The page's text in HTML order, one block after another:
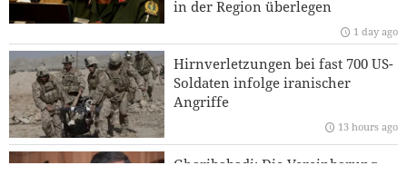
Reuters-Umfrage: US-Bürger sehen Krieg gegen Iran als
Kommentar | Die Zukunft der regionalen Sicherheit:
Warum eine Sicherheitsordnung unter Führung der
Staaten der Region unverzichtbar ist
Yahya Saree: Wir haben die Stellungen der saudischen
in der Region überlegen
1 day ago
Hirnverletzungen bei fast 700 US-
Soldaten infolge iranischer
Angriffe
13 hours ago
Gharibabadi: Die Vereinbarung